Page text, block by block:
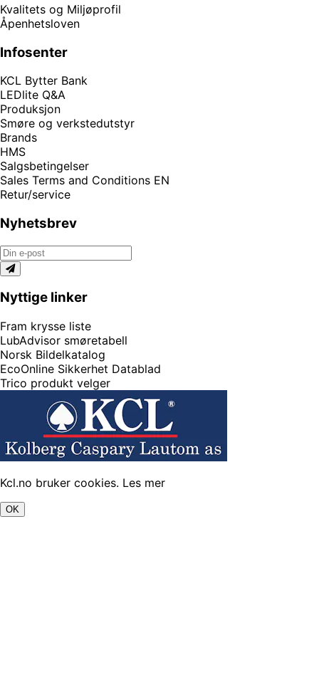
Kvalitets og Miljøprofil
Åpenhetsloven
Infosenter
KCL Bytter Bank
LEDlite Q&A
Produksjon
Smøre og verkstedutstyr
Brands
HMS
Salgsbetingelser
Sales Terms and Conditions EN
Retur/service
Nyhetsbrev
Nyttige linker
Fram krysse liste
LubAdvisor smøretabell
Norsk Bildelkatalog
EcoOnline Sikkerhet Datablad
Trico produkt velger
Kcl.no bruker cookies. Les mer
OK